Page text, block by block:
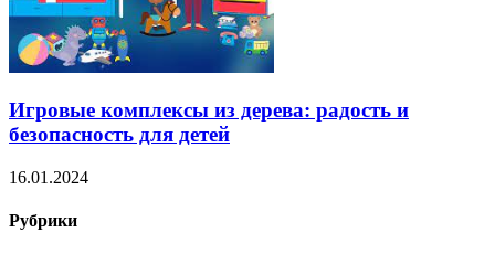
Игровые комплексы из дерева: радость и
безопасность для детей
16.01.2024
Рубрики